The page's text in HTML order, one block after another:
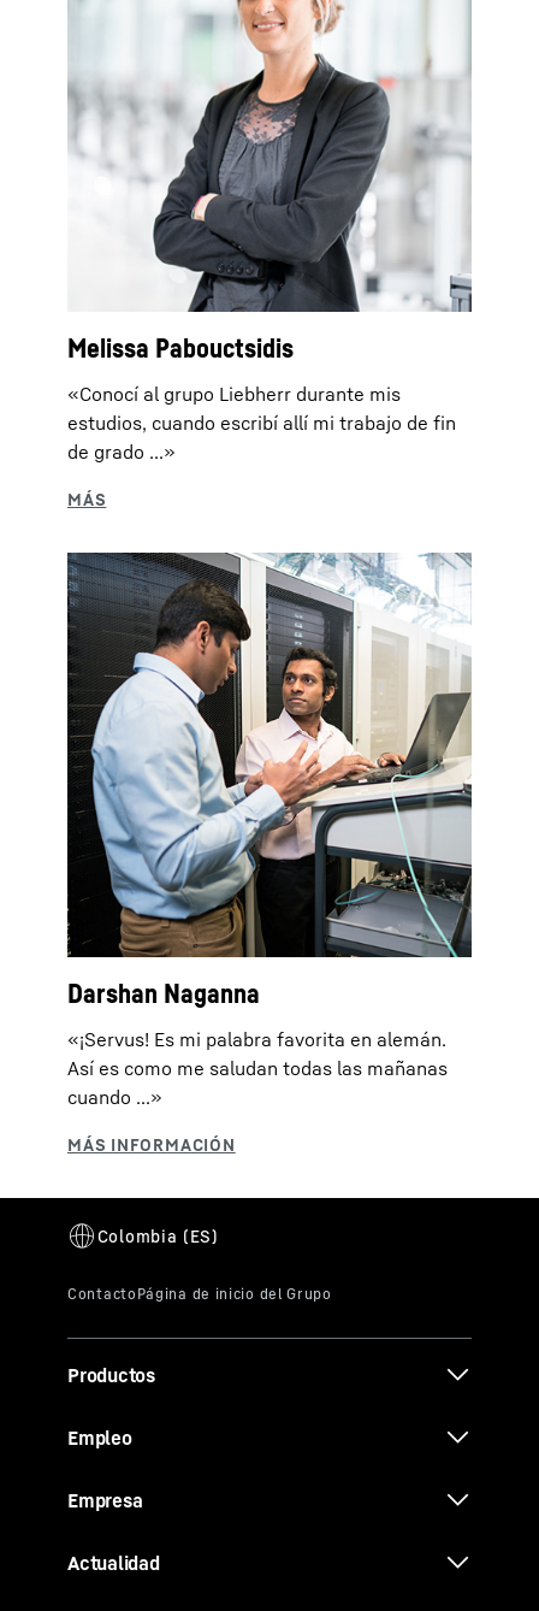
Melissa Pabouctsidis
«Conocí al grupo Liebherr durante mis
estudios, cuando escribí allí mi trabajo de fin
de grado ...»
Darshan Naganna
«¡Servus! Es mi palabra favorita en alemán.
Así es como me saludan todas las mañanas
cuando ...»
Productos
Empleo
Empresa
Actualidad